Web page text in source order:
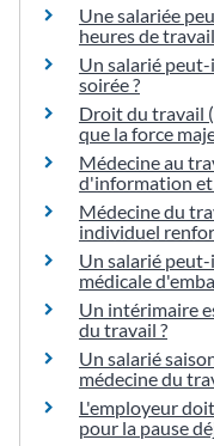
Une salariée
heures de
Un salarié
soirée ?
Droit du travail
que la force
Médecine au
d'information et
Médecine du
individuel
Un salarié
médicale
Un intérimaire
du travail ?
Un salarié
médecine du
L'employeur
pour la pause